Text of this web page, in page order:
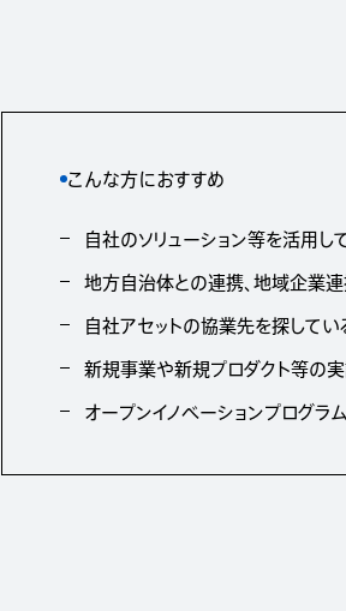
こんな方におすすめ
自社のソリューション等を活用
地方自治体との連携、地域企業
自社アセットの協業先を探して
新規事業や新規プロダクト等の
オープンイノベーションプログ